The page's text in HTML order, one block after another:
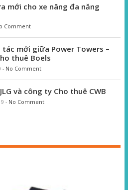
mới cho xe nâng đa năng
Comment
mới giữa Power Towers –
thuê Boels
- No Comment
và công ty Cho thuê CWB
- No Comment